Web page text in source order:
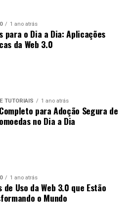
No entanto, também enfrenta
sua conexão com a Ripple Labs,
de debates sobre
Previsões
incluindo XLM e XRP, está
oportunidades. As previsões
Uso:
vejam um aumento no uso à
pessoas e instituições adotem
em blockchain.
A regulamentação pode
de ambas as
1 ano atrás
para o Dia a Dia: Aplicações
da Web 3.0
TUTORIAIS 1 ano atrás
para Adoção Segura de
no Dia a Dia
1 ano atrás
de Uso da Web 3.0 que Estão
o Mundo